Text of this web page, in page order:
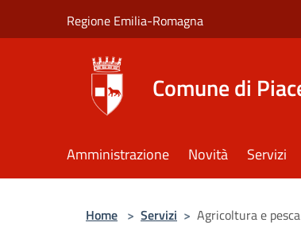
Regione Emilia-Romagna
Comune di
Amministrazione Novità Servizi
Home > Servizi > Agricoltura e pesca